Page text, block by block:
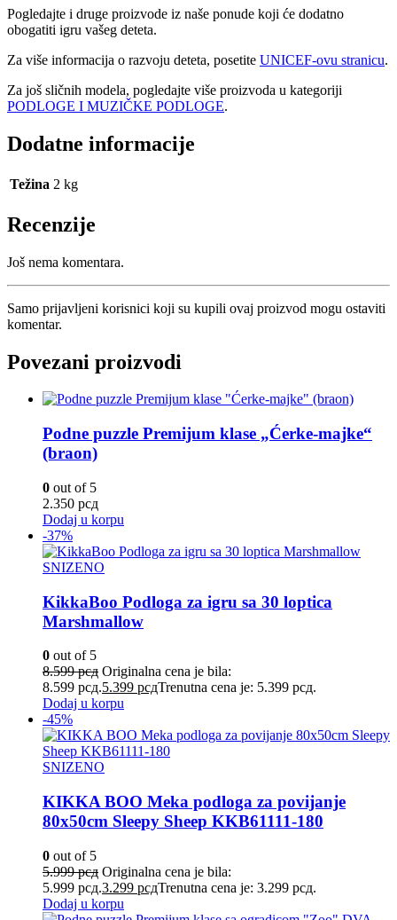
Pogledajte i druge proizvode iz naše ponude koji će dodatno
obogatiti igru vašeg deteta.
Za više informacija o razvoju deteta, posetite UNICEF-ovu stranicu.
Za još sličnih modela, pogledajte više proizvoda u kategoriji
PODLOGE I MUZIČKE PODLOGE.
Dodatne informacije
Težina 2 kg
Recenzije
Još nema komentara.
Samo prijavljeni korisnici koji su kupili ovaj proizvod mogu ostaviti
komentar.
Povezani proizvodi
Podne puzzle Premijum klase „Ćerke-majke“
(braon)
0 out of 5
2.350 рсд
Dodaj u korpu
-37%
SNIZENO
KikkaBoo Podloga za igru sa 30 loptica
Marshmallow
0 out of 5
8.599рсд Originalna cena je bila:
8.599 рсд.5.399 рсдTrenutna cena je: 5.399 рсд.
Dodaj u korpu
-45%
SNIZENO
KIKKA BOO Meka podloga za povijanje
80x50cm Sleepy Sheep KKB61111-180
0 out of 5
5.999рсд Originalna cena je bila:
5.999 рсд.3.299 рсдTrenutna cena je: 3.299 рсд.
Dodaj u korpu